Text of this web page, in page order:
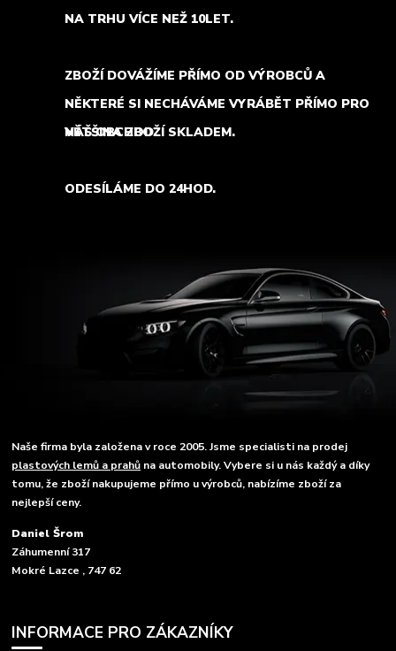
NA TRHU VÍCE NEŽ 10LET.
ZBOŽÍ DOVÁŽÍME PŘÍMO OD VÝROBCŮ A
NĚKTERÉ SI NECHÁVÁME VYRÁBĚT PŘÍMO PRO
NÁŠ OBCHOD.
VĚTŠINA ZBOŽÍ SKLADEM.
ODESÍLÁME DO 24HOD.
Naše firma byla založena v roce 2005. Jsme specialisti na prodej
plastových lemů a prahů na automobily. Vybere si u nás každý a díky
tomu, že zboží nakupujeme přímo u výrobců, nabízíme zboží za
nejlepší ceny.
Daniel Šrom
Záhumenní 317
Mokré Lazce , 747 62
INFORMACE PRO ZÁKAZNÍKY